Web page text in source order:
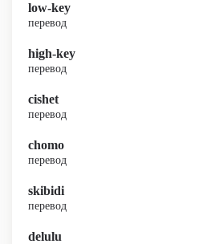
low-key
перевод
high-key
перевод
cishet
перевод
chomo
перевод
skibidi
перевод
delulu